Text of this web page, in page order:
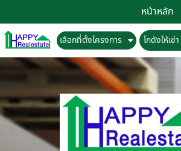
หน้าหลัก
เลือกที่ตั้งโครงการ โกดังให้เช่า